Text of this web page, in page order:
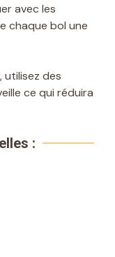
avec les
chaque bol une
utilisez des
ce qui réduira
: